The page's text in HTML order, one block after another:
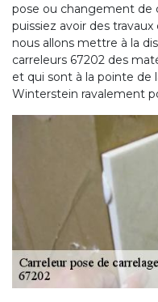
pose ou changement de
puissiez avoir des
nous allons mettre à la
carreleurs 67202 des
et qui sont à la pointe de
Winterstein ravalement